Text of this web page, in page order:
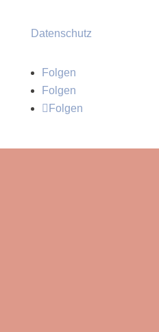
Datenschutz
Folgen
Folgen
Folgen